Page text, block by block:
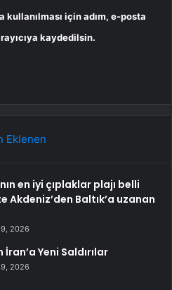
kullanılması için adım, e-posta
kaydedilsin.
Eklenen
en iyi çıplaklar plajı belli
Akdeniz’den Baltık’a uzanan
2026
İran’a Yeni Saldırılar
2026